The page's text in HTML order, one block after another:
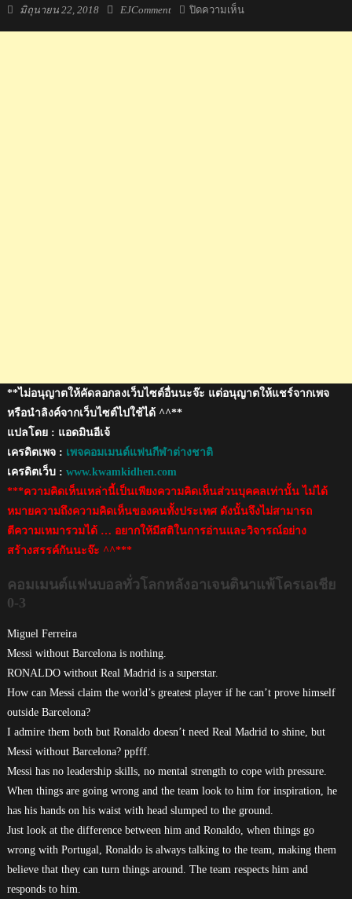
Posted
มิถุนายน 22, 2018 Author
EJComment ปิดความเห็นบน
**ไม่อนุญาตให้คัดลอกลงเว็บไซต์อื่นนะจ๊ะ แต่อนุญาตให้แชร์จากเพจ
หรือนำลิงค์จากเว็บไซต์ไปใช้ได้ ^^**
แปลโดย : แอดมินอีเจ้
เครดิตเพจ : เพจคอมเมนต์แฟนกีฬาต่างชาติ
เครดิตเว็บ : www.kwamkidhen.com
***ความคิดเห็นเหล่านี้เป็นเพียงความคิดเห็นส่วนบุคคลเท่านั้น ไม่ได้
หมายความถึงความคิดเห็นของคนทั้งประเทศ ดังนั้นจึงไม่สามารถ
ตีความเหมารวมได้ … อยากให้มีสติในการอ่านและวิจารณ์อย่าง
สร้างสรรค์กันนะจ๊ะ ^^***
คอมเมนต์แฟนบอลทั่วโลกหลังอาเจนตินาแพ้โครเอเชีย
0-3
Miguel Ferreira
Messi without Barcelona is nothing.
RONALDO without Real Madrid is a superstar.
How can Messi claim the world’s greatest player if he can’t prove himself
outside Barcelona?
I admire them both but Ronaldo doesn’t need Real Madrid to shine, but
Messi without Barcelona? ppfff.
Messi has no leadership skills, no mental strength to cope with pressure.
When things are going wrong and the team look to him for inspiration, he
has his hands on his waist with head slumped to the ground.
Just look at the difference between him and Ronaldo, when things go
wrong with Portugal, Ronaldo is always talking to the team, making them
believe that they can turn things around. The team respects him and
responds to him.